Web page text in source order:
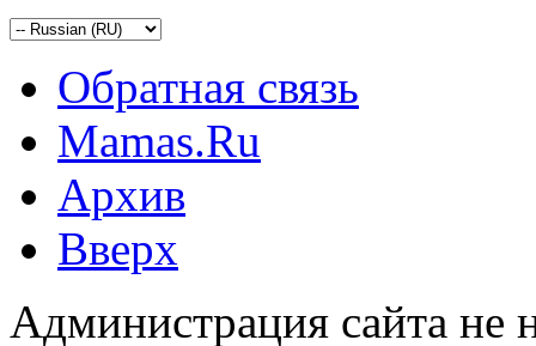
Обратная связь
Mamas.Ru
Архив
Вверх
Администрация сайта не